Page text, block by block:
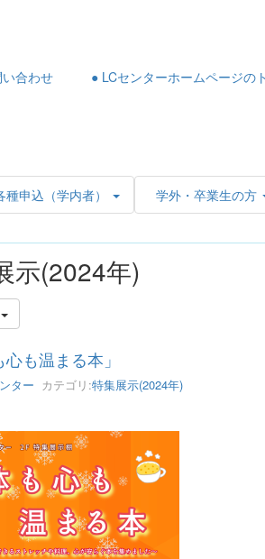
合わせ ● LCセンターホームページの
種申込（学内者） 学外・卒業生の方
示(2024年)
も温まる本」
ター カテゴリ:特集展示(2024年)